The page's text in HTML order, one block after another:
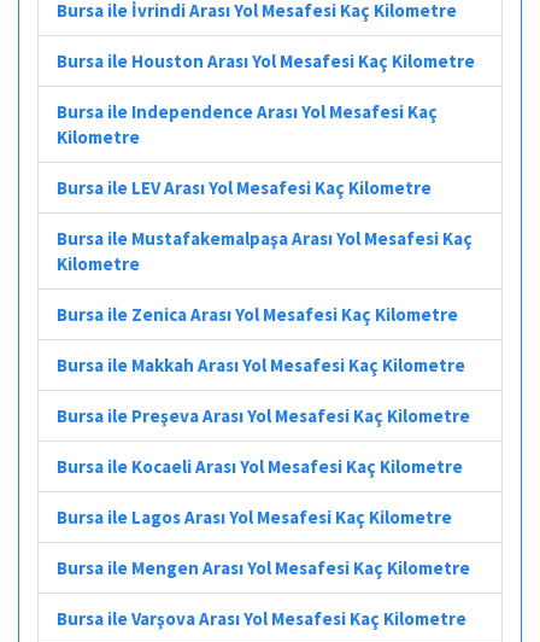
Bursa ile İvrindi Arası Yol Mesafesi Kaç Kilometre
Bursa ile Houston Arası Yol Mesafesi Kaç Kilometre
Bursa ile Independence Arası Yol Mesafesi Kaç
Kilometre
Bursa ile LEV Arası Yol Mesafesi Kaç Kilometre
Bursa ile Mustafakemalpaşa Arası Yol Mesafesi Kaç
Kilometre
Bursa ile Zenica Arası Yol Mesafesi Kaç Kilometre
Bursa ile Makkah Arası Yol Mesafesi Kaç Kilometre
Bursa ile Preşeva Arası Yol Mesafesi Kaç Kilometre
Bursa ile Kocaeli Arası Yol Mesafesi Kaç Kilometre
Bursa ile Lagos Arası Yol Mesafesi Kaç Kilometre
Bursa ile Mengen Arası Yol Mesafesi Kaç Kilometre
Bursa ile Varşova Arası Yol Mesafesi Kaç Kilometre